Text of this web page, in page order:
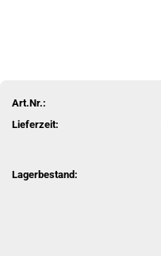
Art.Nr.:
Lieferzeit:
Lagerbestand: